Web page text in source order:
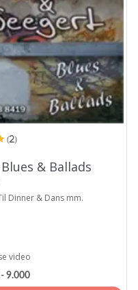
(2)
& Ballads
Dinner & Dans mm.
video
- 9.000